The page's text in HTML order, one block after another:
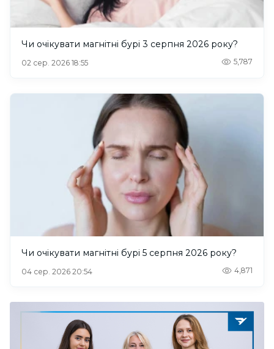
Чи очікувати магнітні бурі 3 серпня 2026 року?
02 сер. 2026 18:55 5,787
Чи очікувати магнітні бурі 5 серпня 2026 року?
04 сер. 2026 20:54 4,871